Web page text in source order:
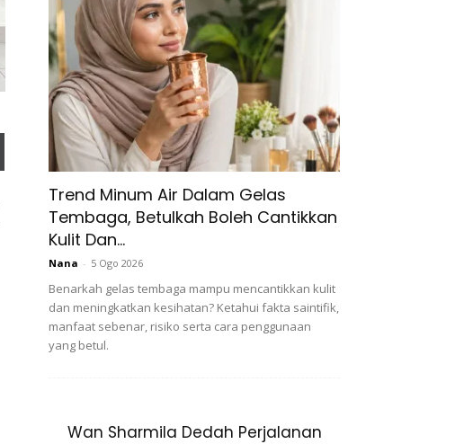
Trend Minum Air Dalam Gelas
Tembaga, Betulkah Boleh Cantikkan
Kulit Dan...
Nana - 5 Ogo 2026
Benarkah gelas tembaga mampu mencantikkan kulit
dan meningkatkan kesihatan? Ketahui fakta saintifik,
manfaat sebenar, risiko serta cara penggunaan
yang betul.
Wan Sharmila Dedah Perjalanan